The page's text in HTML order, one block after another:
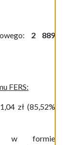
2 889
FERS:
zł (85,52%
w formie